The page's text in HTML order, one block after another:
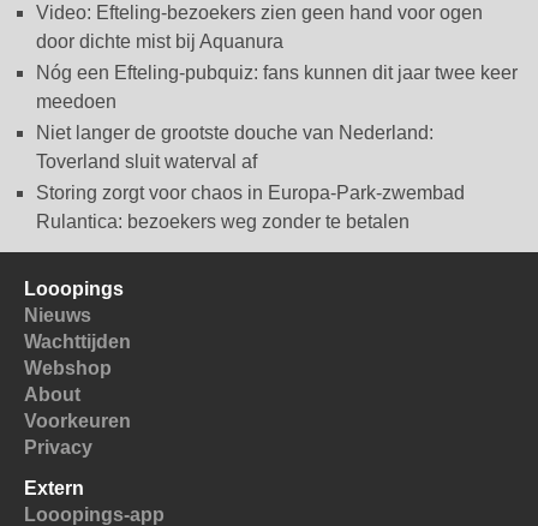
Video: Efteling-bezoekers zien geen hand voor ogen
door dichte mist bij Aquanura
Nóg een Efteling-pubquiz: fans kunnen dit jaar twee keer
meedoen
Niet langer de grootste douche van Nederland:
Toverland sluit waterval af
Storing zorgt voor chaos in Europa-Park-zwembad
Rulantica: bezoekers weg zonder te betalen
Looopings
Nieuws
Wachttijden
Webshop
About
Voorkeuren
Privacy
Extern
Looopings-app